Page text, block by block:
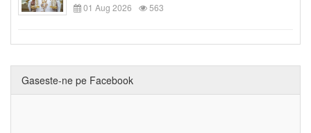
01 Aug 2026
563
Gaseste-ne pe Facebook